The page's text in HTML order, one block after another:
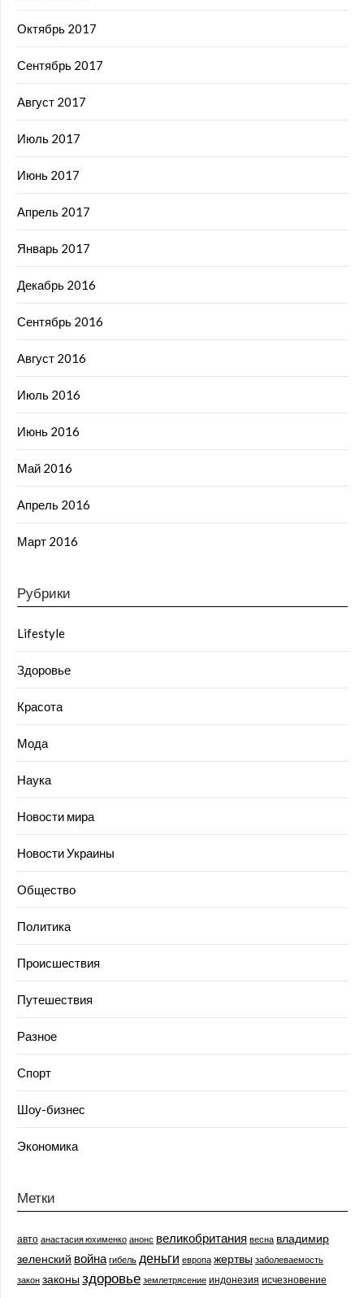
Октябрь 2017
Сентябрь 2017
Август 2017
Июль 2017
Июнь 2017
Апрель 2017
Январь 2017
Декабрь 2016
Сентябрь 2016
Август 2016
Июль 2016
Июнь 2016
Май 2016
Апрель 2016
Март 2016
Рубрики
Lifestyle
Здоровье
Красота
Мода
Наука
Новости мира
Новости Украины
Общество
Политика
Происшествия
Путешествия
Разное
Спорт
Шоу-бизнес
Экономика
Метки
авто анастасия юхименко анонс великобритания весна владимир
зеленский война гибель деньги европа жертвы заболеваемость
закон законыздоровье землетрясение индонезия исчезновение